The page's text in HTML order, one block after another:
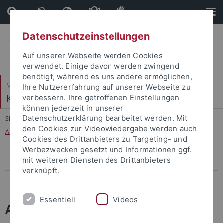
Direkt
zum
Inhalt
Direkt
zur
Fußleiste
Mathematisch-Naturwissenschaftliche Fakultät
Klinische Psychologie und Psychotherapie
Sie sind hier: Startseite
...
Anmeldung an der Psychotherapeutischen Hochschulambulanz
Anmeldung an der Psychotherapeutischen Hochschulambulanz
Anmeldung an der
Datenschutzeinstellungen
Auf unserer Webseite werden Cookies
verwendet. Einige davon werden zwingend
benötigt, während es uns andere ermöglichen,
Ihre Nutzererfahrung auf unserer Webseite zu
verbessern. Ihre getroffenen Einstellungen
können jederzeit in unserer
Datenschutzerklärung bearbeitet werden. Mit
den Cookies zur Videowiedergabe werden auch
Cookies des Drittanbieters zu Targeting- und
Werbezwecken gesetzt und Informationen ggf.
mit weiteren Diensten des Drittanbieters
verknüpft.
Essentiell Videos